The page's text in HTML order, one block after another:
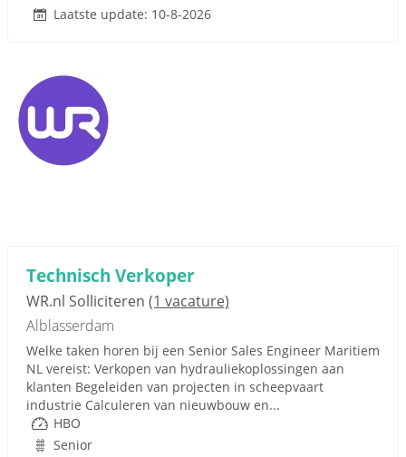
Laatste update: 10-8-2026
Technisch Verkoper
WR.nl Solliciteren (1 vacature)
Alblasserdam
Welke taken horen bij een Senior Sales Engineer Maritiem
NL vereist: Verkopen van hydrauliekoplossingen aan
klanten Begeleiden van projecten in scheepvaart
industrie Calculeren van nieuwbouw en...
HBO
Senior